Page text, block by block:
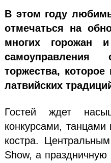
В этом году
отмечаться на
многих горожан
самоуправления
торжества,
латвийских
Гостей ждет
конкурсами, танцами
костра.
Show, а праздничную